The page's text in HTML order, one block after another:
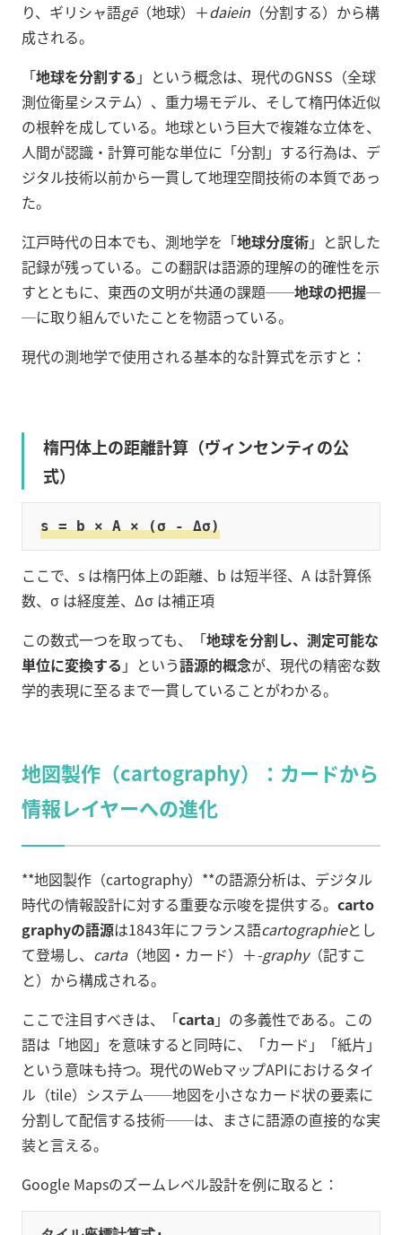
り、ギリシャ語gē（地球）＋daiein （分割する）から構
成される。
「地球を分割する 」という概念は、現代のGNSS（全球
測位衛星システム）、重力場モデル、そして楕円体近似
の根幹を成している。地球という巨大で複雑な立体を、
人間が認識・計算可能な単位に「分割」する行為は、デ
ジタル技術以前から一貫して地理空間技術の本質であっ
た。
江戸時代の日本でも、測地学を「地球分度術」と訳した
記録が残っている。この翻訳は語源的理解の的確性を示
すとともに、東西の文明が共通の課題──地球の把握─
─に取り組んでいたことを物語っている。
現代の測地学で使用される基本的な計算式を示すと：
楕円体上の距離計算（ヴィンセンティの公
式）
s = b × A × (σ - Δσ)
ここで、s は楕円体上の距離、b は短半径、A は計算係
数、σ は経度差、Δσ は補正項
この数式一つを取っても、「地球を分割し、測定可能な
単位に変換する 」という語源的概念が、現代の精密な数
学的表現に至るまで一貫していることがわかる。
地図製作（cartography）：カードから
情報レイヤーへの進化
**地図製作（cartography）**の語源分析は、デジタル
時代の情報設計に対する重要な示唆を提供する。 carto
graphyの語源は1843年にフランス語cartographieとし
て登場し、 carta（地図・カード）＋-graphy（記すこ
と）から構成される。
ここで注目すべきは、「carta」の多義性である。この
語は「地図」を意味すると同時に、「カード」「紙片」
という意味も持つ。現代のWebマップAPIにおけるタイ
ル（tile）システム──地図を小さなカード状の要素に
分割して配信する技術──は、まさに語源の直接的な実
装と言える。
Google Mapsのズームレベル設計を例に取ると：